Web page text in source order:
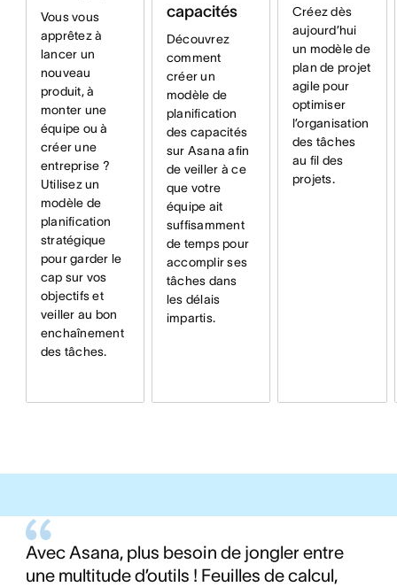
Vous vous
apprêtez à
lancer un
nouveau
produit, à
monter une
équipe ou à
créer une
entreprise ?
Utilisez un
modèle de
planification
stratégique
pour garder le
cap sur vos
objectifs et
veiller au bon
enchaînement
des tâches.
capacités
Découvrez
comment
créer un
modèle de
planification
des capacités
sur Asana afin
de veiller à ce
que votre
équipe ait
suffisamment
de temps pour
accomplir ses
tâches dans
les délais
impartis.
Créez dès
aujourd’hui
un modèle de
plan de projet
agile pour
optimiser
l’organisation
des tâches
au fil des
projets.
Avec Asana, plus besoin de jongler entre
une multitude d’outils ! Feuilles de calcul,